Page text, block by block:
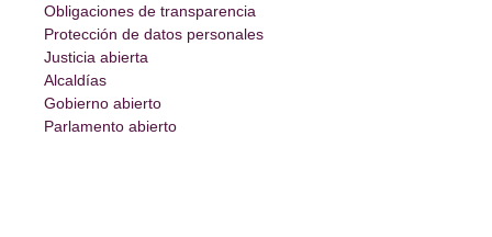
Obligaciones de transparencia
Protección de datos personales
Justicia abierta
Alcaldías
Gobierno abierto
Parlamento abierto